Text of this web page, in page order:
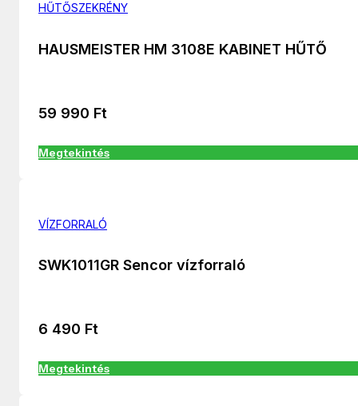
HŰTŐSZEKRÉNY
HAUSMEISTER HM 3108E KABINET HŰTŐ
59 990 Ft
Megtekintés
VÍZFORRALÓ
SWK1011GR Sencor vízforraló
6 490 Ft
Megtekintés